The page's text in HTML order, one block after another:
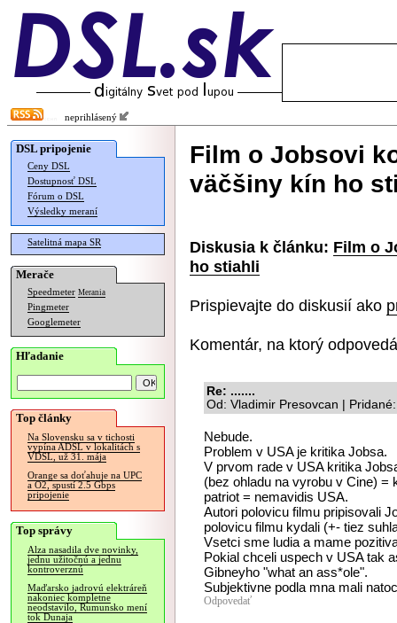
neprihlásený
DSL pripojenie
Ceny DSL
Dostupnosť DSL
Fórum o DSL
Výsledky meraní
Satelitná mapa SR
Merače
Speedmeter Merania
Pingmeter
Googlemeter
Hľadanie
Top články
Na Slovensku sa v tichosti
vypína ADSL v lokalitách s
VDSL, už 31. mája
Orange sa doťahuje na UPC
a O2, spustí 2.5 Gbps
pripojenie
Top správy
Alza nasadila dve novinky,
jednu užitočnú a jednu
kontroverznú
Maďarsko jadrovú elektráreň
nakoniec kompletne
neodstavilo, Rumunsko mení
tok Dunaja
Film o Jobsovi
väčšiny kín ho
Diskusia k článku: Film o
ho stiahli
Prispievajte do diskusií ako
Komentár, na ktorý
Re: .......
Od: Vladimir Presovcan |
Nebude.
Problem v USA je kritika Jobsa.
V prvom rade v USA kritika
(bez ohladu na vyrobu v Cine)
patriot = nemavidis USA.
Autori polovicu filmu pripisovali
polovicu filmu kydali (+- tiez
Vsetci sme ludia a mame
Pokial chceli uspech v USA tak
Gibneyho "what an ass*ole".
Subjektivne podla mna mali
Odpovedať